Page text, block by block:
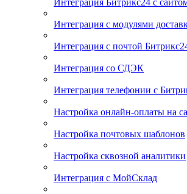
Интеграция Битрикс24 с
Интеграция с модулями
Интеграция с почтой
Интеграция со СДЭК
Интеграция телефонии с
Настройка онлайн-оплаты на
Настройка почтовых шаблонов
Настройка сквозной аналитики
Интеграция с МойСклад